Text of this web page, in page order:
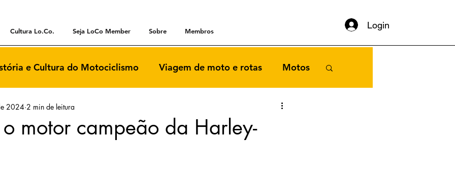
Cultura Lo.Co. Seja LoCo Member Sobre Membros
Login
e Cultura do Motociclismo Viagem de moto e rotas Motos
motor campeão da Harley-
2024 2 min de leitura